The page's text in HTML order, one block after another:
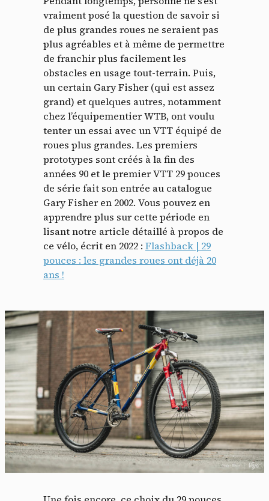
vraiment posé la question de savoir si
de plus grandes roues ne seraient pas
plus agréables et à même de permettre
de franchir plus facilement les
obstacles en usage tout-terrain. Puis,
un certain Gary Fisher (qui est assez
grand) et quelques autres, notamment
chez l’équipementier WTB, ont voulu
tenter un essai avec un VTT équipé de
roues plus grandes. Les premiers
prototypes sont créés à la fin des
années 90 et le premier VTT 29 pouces
de série fait son entrée au catalogue
Gary Fisher en 2002. Vous pouvez en
apprendre plus sur cette période en
lisant notre article détaillé à propos de
ce vélo, écrit en 2022 : Flashback | 29
pouces : les grandes roues ont déjà 20
ans !